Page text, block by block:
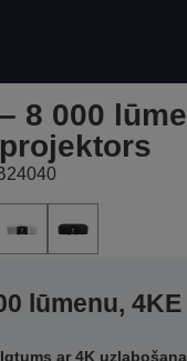
8 000
lūmenu, 4KE
ar 4K